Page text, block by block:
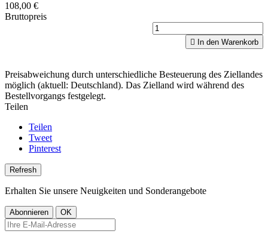
108,00 €
Bruttopreis
 In den Warenkorb
Preisabweichung durch unterschiedliche Besteuerung des Ziellandes
möglich (aktuell: Deutschland). Das Zielland wird während des
Bestellvorgangs festgelegt.
Teilen
Teilen
Tweet
Pinterest
Erhalten Sie unsere Neuigkeiten und Sonderangebote